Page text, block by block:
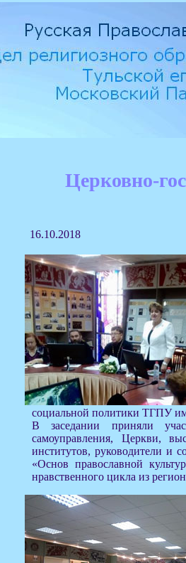
Церковно-
16.10.2018
социальной политики ТГПУ
В заседании приняли
самоуправления, Церкви,
институтов, руководители и
«Основ православной
нравственного цикла из